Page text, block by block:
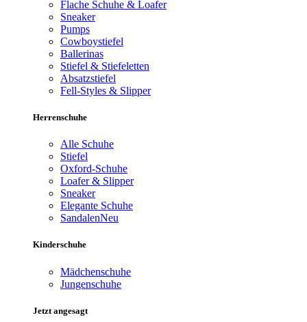
Flache Schuhe & Loafer
Sneaker
Pumps
Cowboystiefel
Ballerinas
Stiefel & Stiefeletten
Absatzstiefel
Fell-Styles & Slipper
Herrenschuhe
Alle Schuhe
Stiefel
Oxford-Schuhe
Loafer & Slipper
Sneaker
Elegante Schuhe
SandalenNeu
Kinderschuhe
Mädchenschuhe
Jungenschuhe
Jetzt angesagt